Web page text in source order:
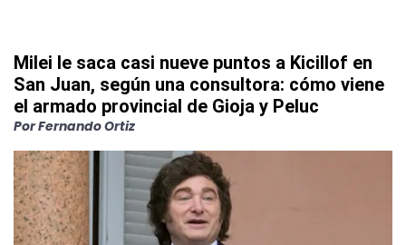
Milei le saca casi nueve puntos a Kicillof en
San Juan, según una consultora: cómo viene
el armado provincial de Gioja y Peluc
Por Fernando Ortiz